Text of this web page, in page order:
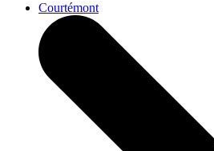
Courtémont